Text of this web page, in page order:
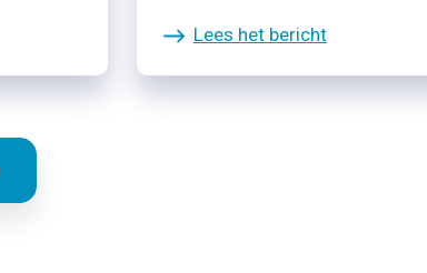
Lees het bericht